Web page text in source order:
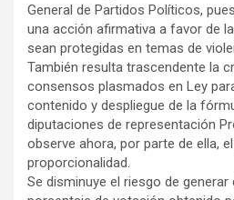
General de Partidos Políticos,
una acción afirmativa a favor de
sean protegidas en temas de
También resulta trascendente la
consensos plasmados en Ley
contenido y despliegue de la
diputaciones de representación
observe ahora, por parte de ella,
proporcionalidad.
Se disminuye el riesgo de